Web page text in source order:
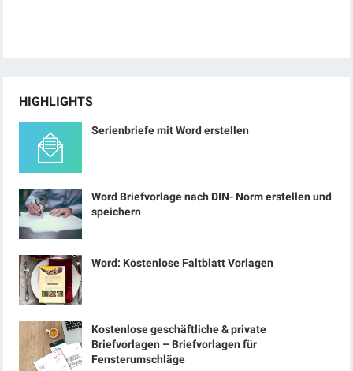
HIGHLIGHTS
Serienbriefe mit Word erstellen
Word Briefvorlage nach DIN- Norm erstellen und
speichern
Word: Kostenlose Faltblatt Vorlagen
Kostenlose geschäftliche & private
Briefvorlagen – Briefvorlagen für
Fensterumschläge